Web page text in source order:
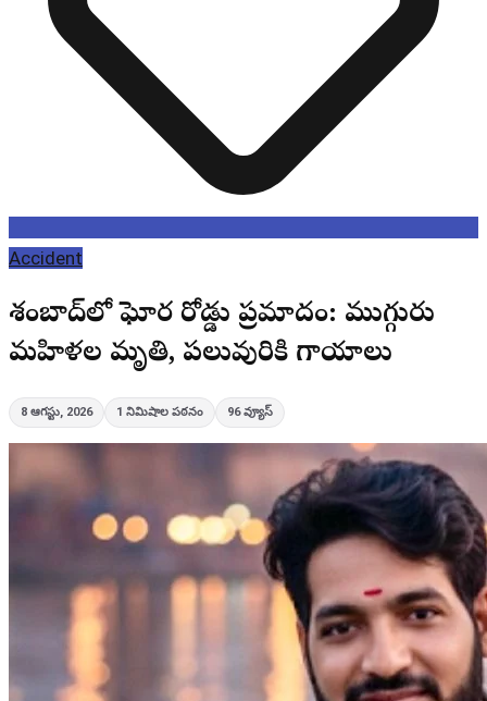
Accident
శంషాబాద్‌లో ఘోర రోడ్డు ప్రమాదం: ముగ్గురు
మహిళల మృతి, పలువురికి గాయాలు
8 ఆగస్టు, 2026 1 నిమిషాల పఠనం 96 వ్యూస్